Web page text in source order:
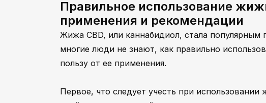
Правильное использование
применения и рекомендации
Жижа CBD, или каннабидиол, стала
многие люди не знают, как правильно
пользу от ее применения.
Первое, что следует учесть при